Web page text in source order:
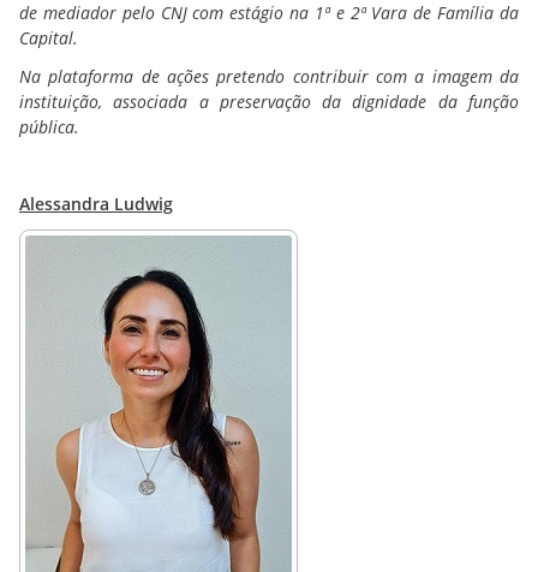
de mediador pelo CNJ com estágio na 1ª e 2ª Vara de Família da
Capital.
Na plataforma de ações pretendo contribuir com a imagem da
instituição, associada a preservação da dignidade da função
pública.
Alessandra Ludwig